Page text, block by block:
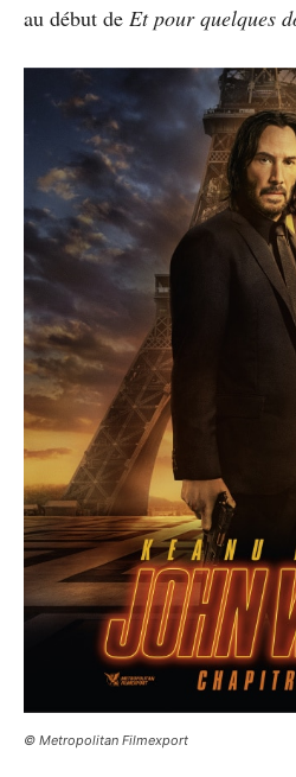
au début de Et pour quelques
© Metropolitan Filmexport